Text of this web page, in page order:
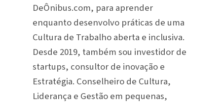
DeÔnibus.com, para aprender
enquanto desenvolvo práticas de uma
Cultura de Trabalho aberta e inclusiva.
Desde 2019, também sou investidor de
startups, consultor de inovação e
Estratégia. Conselheiro de Cultura,
Liderança e Gestão em pequenas,